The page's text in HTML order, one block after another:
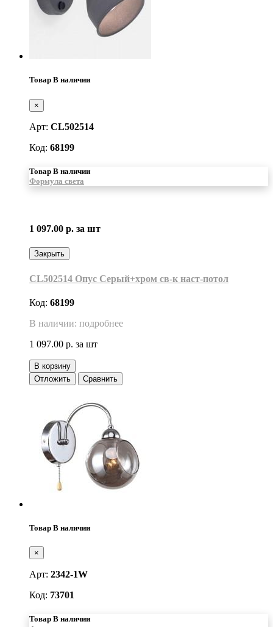
Товар В наличии
×
Арт: CL502514
Код: 68199
Товар В наличии
Формула света
1 097.00 р. за шт
Закрыть
CL502514 Опус Серый+хром св-к наст-потол
Код: 68199
В наличии: подробнее
1 097.00 р. за шт
В корзину
Отложить
Сравнить
Товар В наличии
×
Арт: 2342-1W
Код: 73701
Товар В наличии